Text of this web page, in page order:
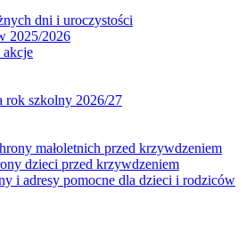
dni i uroczystości
2025/2026
akcje
rok szkolny 2026/27
małoletnich przed krzywdzeniem
dzieci przed krzywdzeniem
i adresy pomocne dla dzieci i rodziców